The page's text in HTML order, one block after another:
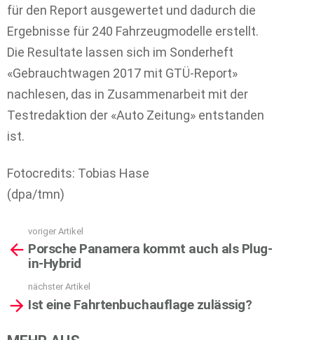
für den Report ausgewertet und dadurch die
Ergebnisse für 240 Fahrzeugmodelle erstellt.
Die Resultate lassen sich im Sonderheft
«Gebrauchtwagen 2017 mit GTÜ-Report»
nachlesen, das in Zusammenarbeit mit der
Testredaktion der «Auto Zeitung» entstanden
ist.
Fotocredits: Tobias Hase
(dpa/tmn)
more
voriger Artikel
Porsche Panamera kommt auch als Plug-
in-Hybrid
nächster Artikel
Ist eine Fahrtenbuchauflage zulässig?